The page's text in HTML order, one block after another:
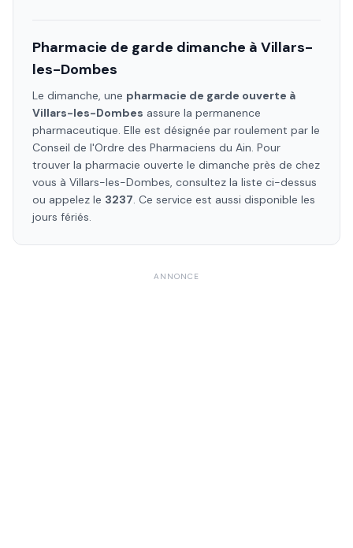
Pharmacie de garde dimanche à Villars-
les-Dombes
Le dimanche, une pharmacie de garde ouverte à
Villars-les-Dombes assure la permanence
pharmaceutique. Elle est désignée par roulement par le
Conseil de l'Ordre des Pharmaciens du Ain. Pour
trouver la pharmacie ouverte le dimanche près de chez
vous à Villars-les-Dombes, consultez la liste ci-dessus
ou appelez le 3237. Ce service est aussi disponible les
jours fériés.
ANNONCE